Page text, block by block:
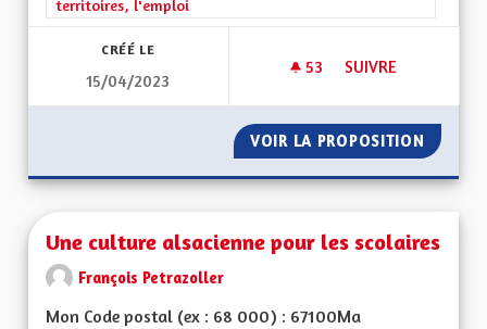
territoires, l'emploi
CRÉÉ LE
15/04/2023
53 53 ABONNÉS
SUIVRE
VOIR LA PROPOSITION
Une culture alsacienne pour les scolaires
François Petrazoller
Mon Code postal (ex : 68 000) : 67100Ma